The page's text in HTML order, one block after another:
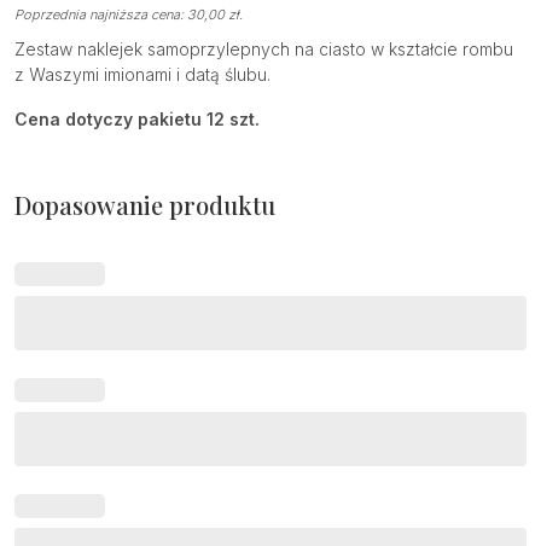
Poprzednia najniższa cena: 30,00 zł.
Zestaw naklejek samoprzylepnych na ciasto w kształcie rombu
z Waszymi imionami i datą ślubu.
Cena dotyczy pakietu 12 szt.
Dopasowanie produktu